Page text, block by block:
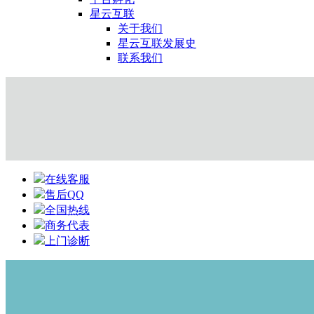
星云互联
关于我们
星云互联发展史
联系我们
在线客服
售后QQ
全国热线
商务代表
上门诊断